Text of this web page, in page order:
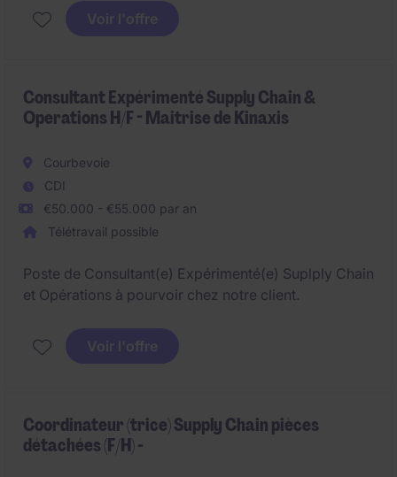
continue pour optimiser les performances de leur
Supply Chain
Voir l'offre
Consultant Expérimenté Supply Chain &
Operations H/F - Maitrise de Kinaxis
Courbevoie
CDI
€50.000 - €55.000 par an
Télétravail possible
Poste de Consultant(e) Expérimenté(e) Suplply Chain
et Opérations à pourvoir chez notre client.
Voir l'offre
Coordinateur (trice) Supply Chain pièces
détachées (F/H) -